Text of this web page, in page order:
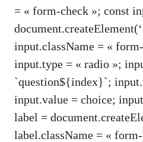
= « form-check »; const
input.className = «
input.type = « radio »;
`question${index}`;
input.value = choice;
label =
label.className = «